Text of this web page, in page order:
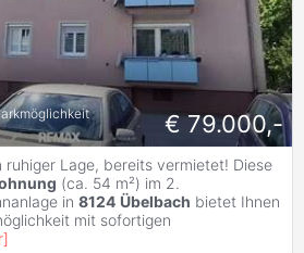
€ 79.000,-
ruhiger Lage, bereits vermietet! Diese
(ca. 54 m²) im 2.
in 8124 Übelbach bietet Ihnen
mit sofortigen
]